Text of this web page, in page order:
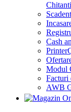
Cash
Modul
Facturi
AWB